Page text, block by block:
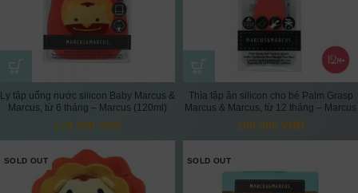
Ly tập uống nước silicon Baby Marcus &
Marcus, từ 6 tháng – Marcus (120ml)
178.000 VNĐ
Thìa tập ăn silicon cho bé Palm Grasp
Marcus & Marcus, từ 12 tháng – Marcus
108.000 VNĐ
SOLD OUT SOLD OUT